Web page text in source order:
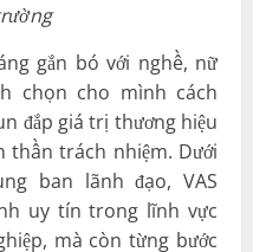
gắn bó với nghề, nữ
chọn cho mình cách
đắp giá trị thương hiệu
thần trách nhiệm. Dưới
ban lãnh đạo, VAS
uy tín trong lĩnh vực
mà còn từng bước